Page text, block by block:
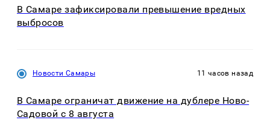
В Самаре зафиксировали превышение вредных
выбросов
Новости Самары 11 часов назад
В Самаре ограничат движение на дублере Ново-
Садовой с 8 августа